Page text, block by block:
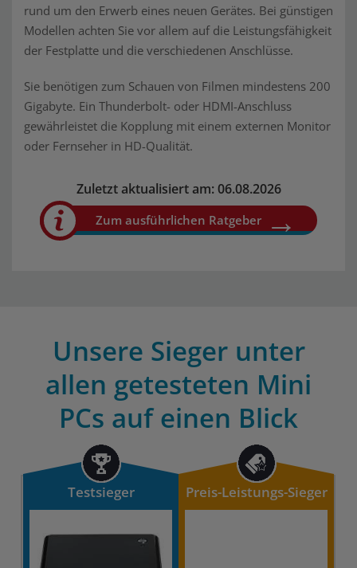
rund um den Erwerb eines neuen Gerätes. Bei günstigen
Modellen achten Sie vor allem auf die Leistungsfähigkeit
der Festplatte und die verschiedenen Anschlüsse.
Sie benötigen zum Schauen von Filmen mindestens 200
Gigabyte. Ein Thunderbolt- oder HDMI-Anschluss
gewährleistet die Kopplung mit einem externen Monitor
oder Fernseher in HD-Qualität.
Zuletzt aktualisiert am: 06.08.2026
Zum ausführlichen Ratgeber
Unsere Sieger unter
allen getesteten Mini
PCs auf einen Blick
Testsieger Preis-Leistungs-Sieger